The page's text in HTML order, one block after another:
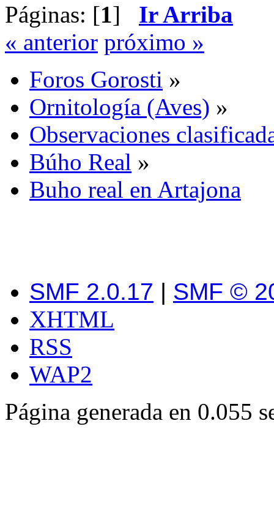
Páginas: [1] Ir Arriba
« anterior próximo »
Foros Gorosti »
Ornitología (Aves) »
Observaciones
Búho Real »
Buho real en Artajona
SMF 2.0.17 | SMF ©
XHTML
RSS
WAP2
Página generada en 0.055